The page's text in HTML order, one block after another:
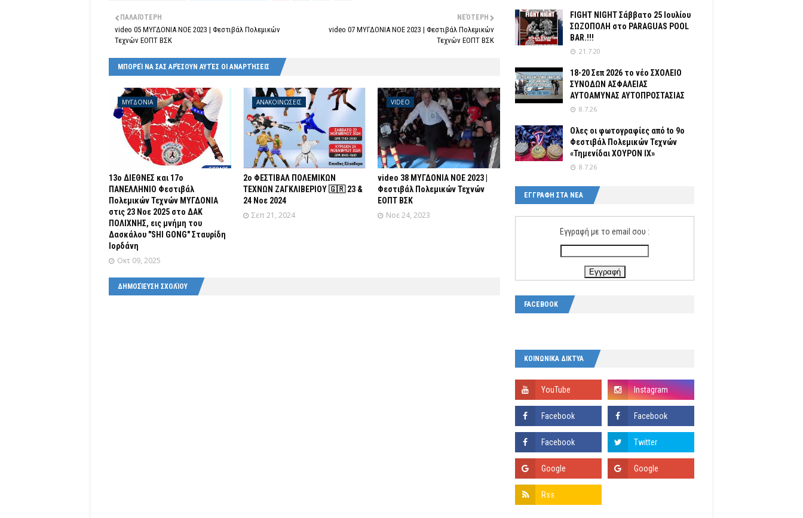
ΝΕΌΤΕΡΗ
video 07 ΜΥΓΔΟΝΙΑ ΝΟΕ 2023 | Φεστιβάλ Πολεμικών
Τεχνών ΕΟΠΤ ΒΣΚ
ΠΑΛΑΙΌΤΕΡΗ
video 05 ΜΥΓΔΟΝΙΑ ΝΟΕ 2023 | Φεστιβάλ Πολεμικών
Τεχνών ΕΟΠΤ ΒΣΚ
ΜΠΟΡΕΊ ΝΑ ΣΑΣ ΑΡΈΣΟΥΝ ΑΥΤΈΣ ΟΙ ΑΝΑΡΤΉΣΕΙΣ
ΜΥΓΔΟΝΙΑ
13o ΔΙΕΘΝΕΣ και 17ο
ΠΑΝΕΛΛΗΝΙΟ Φεστιβάλ
Πολεμικών Τεχνών ΜΥΓΔΟΝΙΑ
στις 23 Νοε 2025 στο ΔΑΚ
ΠΟΛΙΧΝΗΣ, εις μνήμη του
Δασκάλου "SHI GONG" Σταυρίδη
Ιορδάνη
Οκτ 09, 2025
ΑΝΑΚΟΙΝΩΣΕΙΣ
2o ΦΕΣΤΙΒΑΛ ΠΟΛΕΜΙΚΩΝ
ΤΕΧΝΩΝ ΖΑΓΚΛΙΒΕΡΙΟΥ 🇬🇷 23 &
24 Νοε 2024
Σεπ 21, 2024
VIDEO
video 38 ΜΥΓΔΟΝΙΑ ΝΟΕ 2023 |
Φεστιβάλ Πολεμικών Τεχνών
ΕΟΠΤ ΒΣΚ
Νοε 24, 2023
ΔΗΜΟΣΊΕΥΣΗ ΣΧΟΛΊΟΥ
FIGHT NIGHT Σάββατο 25 Ιουλίου
ΣΩΖΟΠΟΛΗ στο PARAGUAS POOL
BAR.!!!
21.7.20
18-20 Σεπ 2026 το νέο ΣΧΟΛΕΙΟ
ΣΥΝΟΔΩΝ ΑΣΦΑΛΕΙΑΣ
ΑΥΤΟΑΜΥΝΑΣ ΑΥΤΟΠΡΟΣΤΑΣΙΑΣ
8.7.26
Ολες οι φωτογραφίες από tο 9ο
Φεστιβάλ Πολεμικών Τεχνών
«Τημενίδαι ΧΟΥΡΟΝ ΙΧ»
8.7.26
ΕΓΓΡΑΦΗ ΣΤΑ ΝΕΑ
Εγγραφή με το email σου :
FACEBOOK
ΚΟΙΝΩΝΙΚΑ ΔΙΚΤΥΑ